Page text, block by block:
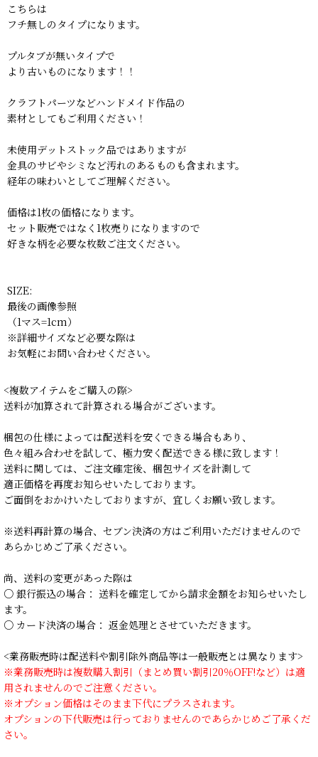
こちらは
フチ無しのタイプになります。
プルタブが無いタイプで
より古いものになります！！
クラフトパーツなどハンドメイド作品の
素材としてもご利用ください！
未使用デットストック品ではありますが
金具のサビやシミなど汚れのあるものも含まれます。
経年の味わいとしてご理解ください。
価格は1枚の価格になります。
セット販売ではなく1枚売りになりますので
好きな柄を必要な枚数ご注文ください。
SIZE:
最後の画像参照
（1マス=1cm）
※詳細サイズなど必要な際は
お気軽にお問い合わせください。
<複数アイテムをご購入の際>
送料が加算されて計算される場合がございます。
梱包の仕様によっては配送料を安くできる場合もあり、
色々組み合わせを試して、極力安く配送できる様に致します！
送料に関しては、ご注文確定後、梱包サイズを計測して
適正価格を再度お知らせいたしております。
ご面倒をおかけいたしておりますが、宜しくお願い致します。
※送料再計算の場合、セブン決済の方はご利用いただけませんので
あらかじめご了承ください。
尚、送料の変更があった際は
○ 銀行振込の場合： 送料を確定してから請求金額をお知らせいたし
ます。
○ カード決済の場合： 返金処理とさせていただきます。
<業務販売時は配送料や割引除外商品等は一般販売とは異なります>
※業務販売時は複数購入割引（まとめ買い割引20％OFF!など）は適
用されませんのでご注意ください。
※オプション価格はそのまま下代にプラスされます。
オプションの下代販売は行っておりませんのであらかじめご了承くだ
さい。